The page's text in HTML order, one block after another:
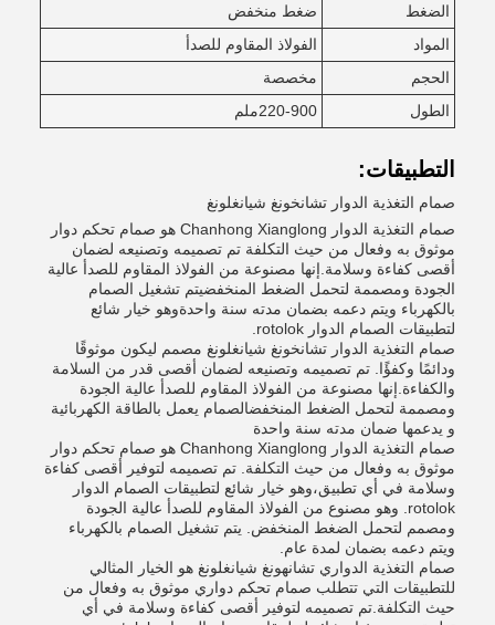
الضغط
ضغط منخفض
المواد
الفولاذ المقاوم للصدأ
الحجم
مخصصة
الطول
220-900ملم
التطبيقات:
صمام التغذية الدوار تشانخونغ شيانغلونغ
صمام التغذية الدوار Chanhong Xianglong هو صمام تحكم دوار
موثوق به وفعال من حيث التكلفة تم تصميمه وتصنيعه لضمان
أقصى كفاءة وسلامة.إنها مصنوعة من الفولاذ المقاوم للصدأ عالية
الجودة ومصممة لتحمل الضغط المنخفضيتم تشغيل الصمام
بالكهرباء ويتم دعمه بضمان مدته سنة واحدةوهو خيار شائع
لتطبيقات الصمام الدوار rotolok.
صمام التغذية الدوار تشانخونغ شيانغلونغ مصمم ليكون موثوقًا
ودائمًا وكفؤًا. تم تصميمه وتصنيعه لضمان أقصى قدر من السلامة
والكفاءة.إنها مصنوعة من الفولاذ المقاوم للصدأ عالية الجودة
ومصممة لتحمل الضغط المنخفضالصمام يعمل بالطاقة الكهربائية
و يدعمها ضمان مدته سنة واحدة
صمام التغذية الدوار Chanhong Xianglong هو صمام تحكم دوار
موثوق به وفعال من حيث التكلفة. تم تصميمه لتوفير أقصى كفاءة
وسلامة في أي تطبيق،وهو خيار شائع لتطبيقات الصمام الدوار
rotolok. وهو مصنوع من الفولاذ المقاوم للصدأ عالية الجودة
ومصمم لتحمل الضغط المنخفض. يتم تشغيل الصمام بالكهرباء
ويتم دعمه بضمان لمدة عام.
صمام التغذية الدواري تشانهونغ شيانغلونغ هو الخيار المثالي
للتطبيقات التي تتطلب صمام تحكم دواري موثوق به وفعال من
حيث التكلفة.تم تصميمه لتوفير أقصى كفاءة وسلامة في أي